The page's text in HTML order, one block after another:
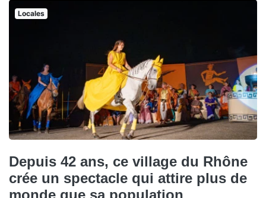
Locales
Depuis 42 ans, ce village du Rhône
crée un spectacle qui attire plus de
monde que sa population